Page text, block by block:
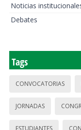
Noticias
Debates
Tags
CONVOCATORIAS
JORNADAS